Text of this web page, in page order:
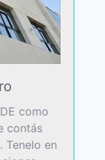
como
contás
Tenelo en